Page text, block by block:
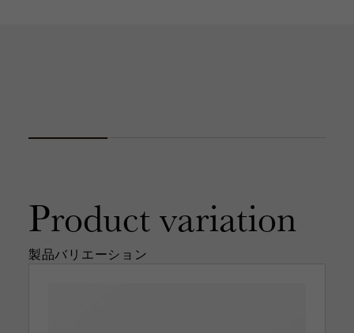
Productvariation
製品バリエーション